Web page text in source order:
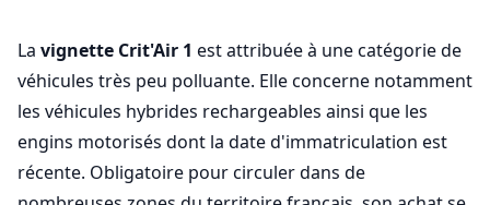
La vignette Crit'Air 1 est attribuée à une catégorie de
véhicules très peu polluante. Elle concerne notamment
les véhicules hybrides rechargeables ainsi que les
engins motorisés dont la date d'immatriculation est
récente. Obligatoire pour circuler dans de